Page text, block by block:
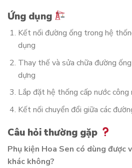
Ứng dụng
Kết nối đường ống trong hệ
dụng
Thay thế và sửa chữa đường
dựng
Lắp đặt hệ thống cấp nước công
Kết nối chuyển đổi giữa các
Câu hỏi thường gặp
Phụ kiện Hoa Sen có dùng được
khác không?